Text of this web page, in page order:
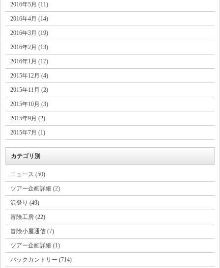
2016年5月 (11)
2016年4月 (14)
2016年3月 (19)
2016年2月 (13)
2016年1月 (17)
2015年12月 (4)
2015年11月 (2)
2015年10月 (3)
2015年9月 (2)
2015年7月 (1)
カテゴリ別
ニュース (50)
ツアー企画詳細 (2)
沢登り (49)
冒険工房 (22)
冒険小屋通信 (7)
ツアー企画詳細 (1)
バックカントリー (714)